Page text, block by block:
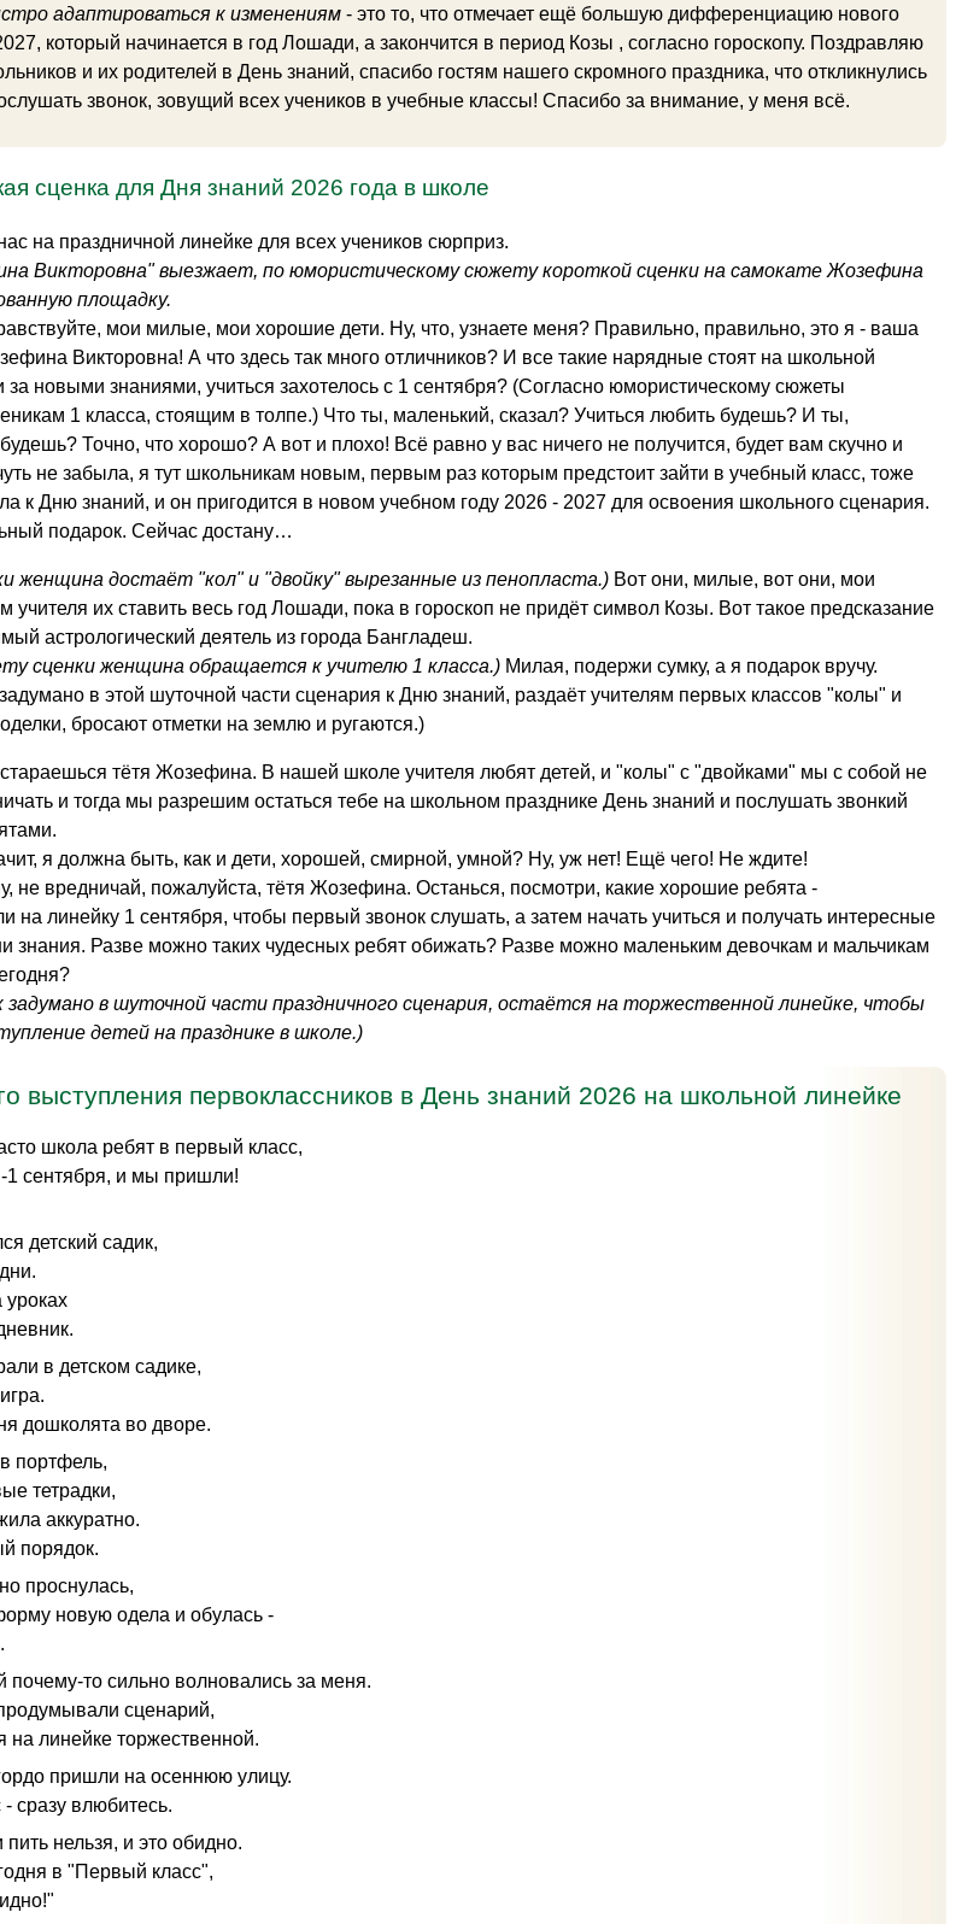
адаптироваться к изменениям - это то, что отмечает ещё большую дифференциацию нового
который начинается в год Лошади, а закончится в период Козы , согласно гороскопу. Поздравляю
и их родителей в День знаний, спасибо гостям нашего скромного праздника, что откликнулись
звонок, зовущий всех учеников в учебные классы! Спасибо за внимание, у меня всё.
сценка для Дня знаний 2026 года в школе
на праздничной линейке для всех учеников сюрприз.
Викторовна" выезжает, по юмористическому сюжету короткой сценки на самокате Жозефина
площадку.
мои милые, мои хорошие дети. Ну, что, узнаете меня? Правильно, правильно, это я - ваша
Викторовна! А что здесь так много отличников? И все такие нарядные стоят на школьной
новыми знаниями, учиться захотелось с 1 сентября? (Согласно юмористическому сюжеты
1 класса, стоящим в толпе.) Что ты, маленький, сказал? Учиться любить будешь? И ты,
Точно, что хорошо? А вот и плохо! Всё равно у вас ничего не получится, будет вам скучно и
не забыла, я тут школьникам новым, первым раз которым предстоит зайти в учебный класс, тоже
к Дню знаний, и он пригодится в новом учебном году 2026 - 2027 для освоения школьного сценария.
подарок. Сейчас достану…
женщина достаёт "кол" и "двойку" вырезанные из пенопласта.) Вот они, милые, вот они, мои
их ставить весь год Лошади, пока в гороскоп не придёт символ Козы. Вот такое предсказание
астрологический деятель из города Бангладеш.
сценки женщина обращается к учителю 1 класса.) Милая, подержи сумку, а я подарок вручу.
в этой шуточной части сценария к Дню знаний, раздаёт учителям первых классов "колы" и
бросают отметки на землю и ругаются.)
стараешься тётя Жозефина. В нашей школе учителя любят детей, и "колы" с "двойками" мы с собой не
и тогда мы разрешим остаться тебе на школьном празднике День знаний и послушать звонкий
я должна быть, как и дети, хорошей, смирной, умной? Ну, уж нет! Ещё чего! Не ждите!
не вредничай, пожалуйста, тётя Жозефина. Останься, посмотри, какие хорошие ребята -
на линейку 1 сентября, чтобы первый звонок слушать, а затем начать учиться и получать интересные
знания. Разве можно таких чудесных ребят обижать? Разве можно маленьким девочкам и мальчикам
в шуточной части праздничного сценария, остаётся на торжественной линейке, чтобы
детей на празднике в школе.)
выступления первоклассников в День знаний 2026 на школьной линейке
школа ребят в первый класс,
1 сентября, и мы пришли!
детский садик,
в детском садике,
дошколята во дворе.
портфель,
тетрадки,
аккуратно.
порядок.
проснулась,
новую одела и обулась -
почему-то сильно волновались за меня.
сценарий,
на линейке торжественной.
пришли на осеннюю улицу.
сразу влюбитесь.
нельзя, и это обидно.
в "Первый класс",